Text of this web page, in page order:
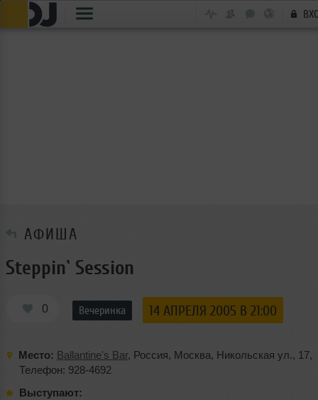
АФИША
Steppin` Session
0 Вечеринка 14 АПРЕЛЯ 2005 В 21:00
Место: Ballantine's Bar, Россия, Москва, Никольская ул., 17,
Телефон: 928-4692
Выступают: